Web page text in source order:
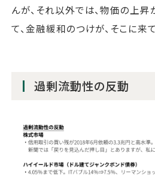
んが、それ以外では、物価の上
て、金融緩和のつけが、そこに来
過剰流動性の反動